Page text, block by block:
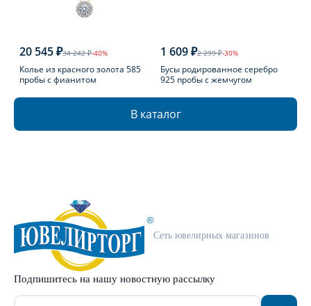
20 545 ₽34 242 ₽-40%
Колье из красного золота 585
пробы с фианитом
1 609 ₽2 299 ₽-30%
Бусы родированное серебро
925 пробы с жемчугом
В каталог
Сеть ювелирных магазинов
Подпишитесь на нашу новостную рассылку